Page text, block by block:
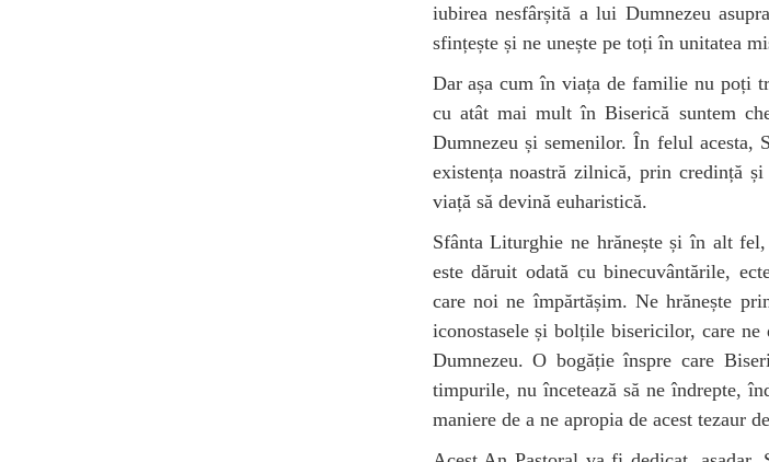
iubirea nesfârșită a lui Dumnezeu
sfințește și ne unește pe toți în unitatea
Dar așa cum în viața de familie nu poți
cu atât mai mult în Biserică suntem
Dumnezeu și semenilor. În felul acesta,
existența noastră zilnică, prin credință
viață să devină euharistică.
Sfânta Liturghie ne hrănește și în alt
este dăruit odată cu binecuvântările,
care noi ne împărtășim. Ne hrănește
iconostasele și bolțile bisericilor, care
Dumnezeu. O bogăție înspre care
timpurile, nu încetează să ne îndrepte,
maniere de a ne apropia de acest tezaur